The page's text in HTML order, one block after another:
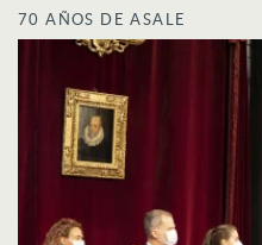
70 AÑOS DE ASALE